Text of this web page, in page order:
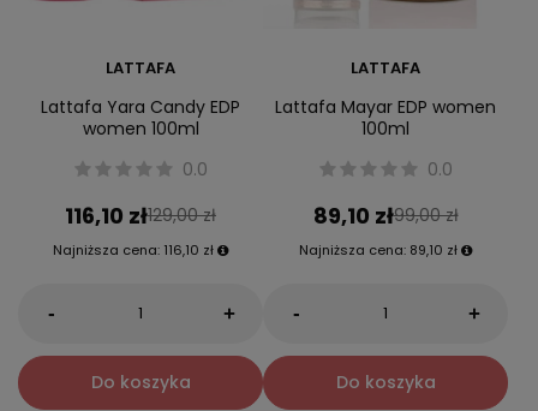
LATTAFA
Lattafa Yara Candy EDP
women 100ml
0.0
116,10 zł129,00 zł
Najniższa cena: 116,10 zł
- +
Do koszyka
LATTAFA
Lattafa Mayar EDP women
100ml
0.0
89,10 zł99,00 zł
Najniższa cena: 89,10 zł
- +
Do koszyka